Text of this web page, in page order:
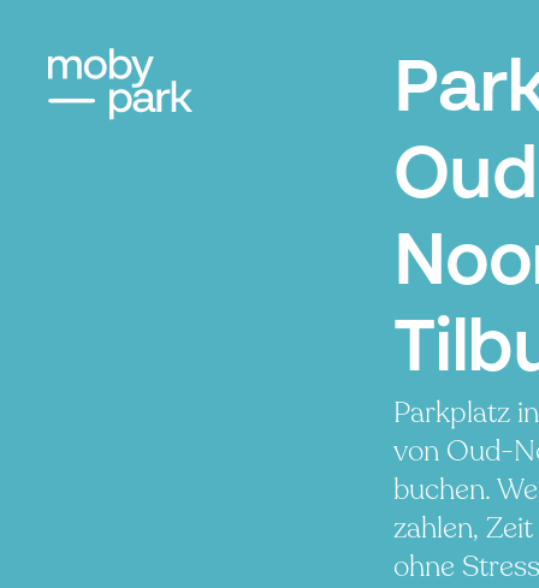
Parkplatz
von Oud-
buchen.
zahlen,
ohne